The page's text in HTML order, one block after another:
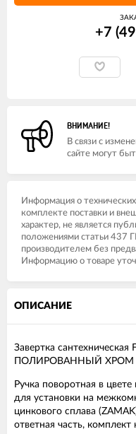
+7
ВНИМАНИЕ!
В связи с
сайте могут
Информация о
комплекте поставки и
характер, не является
положениями статьи 437
производителем без
Информацию о товаре
ОПИСАНИЕ
Завертка
ПОЛИРОВАННЫЙ ХРОМ
Ручка поворотная в
для установки на
цинкового сплава
ответная часть, комплект